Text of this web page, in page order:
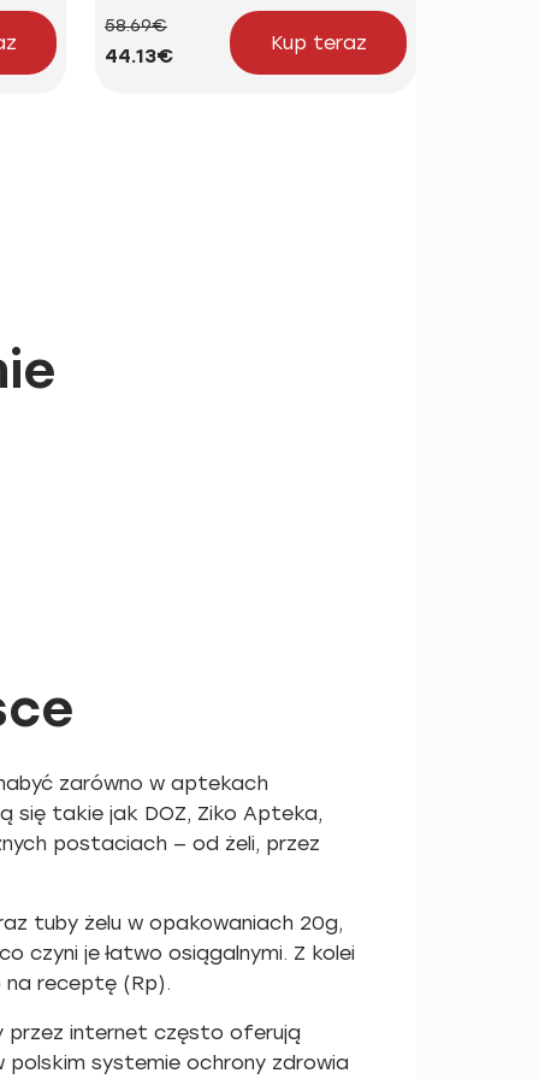
58.69€
44.13€
Kup teraz
zarówno w aptekach
się takie jak DOZ, Ziko Apteka,
postaciach — od żeli, przez
tuby żelu w opakowaniach 20g,
czyni je łatwo osiągalnymi. Z kolei
receptę (Rp).
przez internet często oferują
systemie ochrony zdrowia